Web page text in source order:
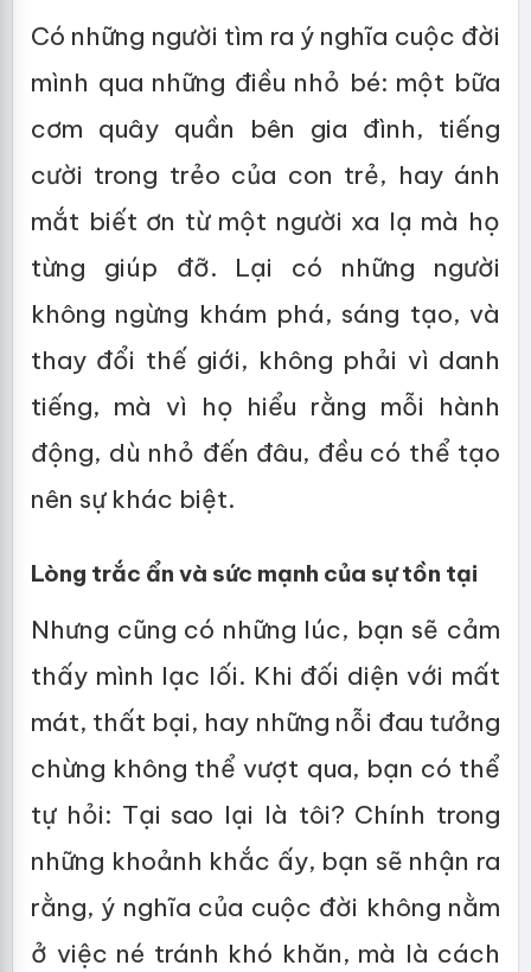
Có những người tìm ra ý nghĩa cuộc đời
mình qua những điều nhỏ bé: một bữa
cơm quây quần bên gia đình, tiếng
cười trong trẻo của con trẻ, hay ánh
mắt biết ơn từ một người xa lạ mà họ
từng giúp đỡ. Lại có những người
không ngừng khám phá, sáng tạo, và
thay đổi thế giới, không phải vì danh
tiếng, mà vì họ hiểu rằng mỗi hành
động, dù nhỏ đến đâu, đều có thể tạo
nên sự khác biệt.
Lòng trắc ẩn và sức mạnh của sự tồn tại
Nhưng cũng có những lúc, bạn sẽ cảm
thấy mình lạc lối. Khi đối diện với mất
mát, thất bại, hay những nỗi đau tưởng
chừng không thể vượt qua, bạn có thể
tự hỏi: Tại sao lại là tôi? Chính trong
những khoảnh khắc ấy, bạn sẽ nhận ra
rằng, ý nghĩa của cuộc đời không nằm
ở việc né tránh khó khăn, mà là cách